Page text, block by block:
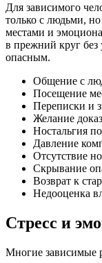
Для зависимого
только с людьми,
местами и
в прежний круг без
опасным.
Общение с
Посещение
Переписки и
Желание
Ностальгия
Давление
Отсутствие
Скрывание
Возврат к
Недооценка
Стресс и
Многие зависимые